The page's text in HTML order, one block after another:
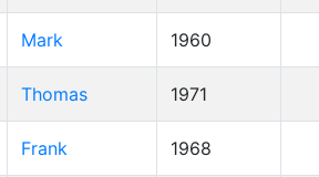
Mark 1960
Thomas 1971
Frank 1968